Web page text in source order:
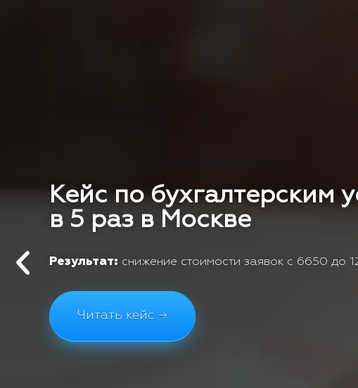
Кейс по бухгалтерским
в 5 раз в Москве
Результат: снижение стоимости заявок с 6650 до
Читать кейс →